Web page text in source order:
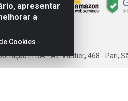
apresentar
a
Cookies
LTDA - Av. Vautier, 468 - Pari,